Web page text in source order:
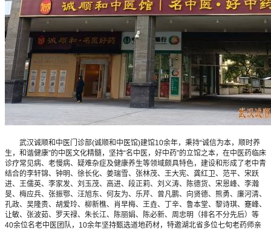
武汉诚顺和中医门诊部(诚顺和中医馆)建馆10余年，秉持“诚信为本，顺时养
生，和谐健康”的中医文化精髓，坚持“名中医，好中药”的立馆之本，在中医药临床
诊疗常见病、老慢病、疑难杂症及健康养生等领域颇具特色，建设和形成了老中青
结合的李轩锦、钟明、徐长化、姜瑞雪、张林茂、王大宪、龚红卫、范平、宋跃
进、王儒英、李家发、刘玉茂、高进、段正莉、刘义涛、陈德货、宋恩峰、李瀚
旻、梅应兵、张振鄂、汪旭东、何友为、乐芹、曾凡鹏、向贤德、熊勇、廉河清、
孔政、吴隆贵、胡爱玲、柳新樵、肖早梅、王垚、丁辛、鲁本堂、黎诗琪、蹇峰、
让敏、张波茹、罗天禄、朱长江、陈丽娟、陈必新、周忠明（排名不分先后）等
40余位名老中医团队，10余年坚持甄选道地药材，特邀湖北省多位七旬老药师亲